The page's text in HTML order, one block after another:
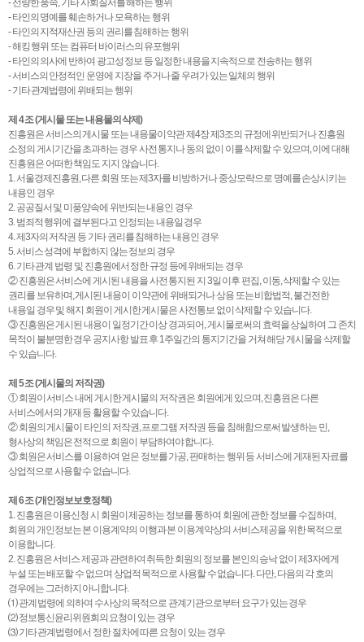
- 선량한 풍속, 기타 사회질서를 해하는 행위
- 타인의 명예를 훼손하거나 모욕하는 행위
- 타인의 지적재산권 등의 권리를 침해하는 행위
- 해킹 행위 또는 컴퓨터 바이러스의 유포행위
- 타인의 의사에 반하여 광고성 정보 등 일정한 내용을 지속적으로 전송하는 행위
- 서비스의 안정적인 운영에 지장을 주거나 줄 우려가 있는 일체의 행위
- 기타 관계법령에 위배되는 행위
제 4 조 (게시물 또는 내용물의 삭제)
진흥원은 서비스의 게시물 또는 내용물이 약관 제4장 제3조의 규정에 위반되거나 진흥원
소정의 게시기간을 초과하는 경우 사전 통지나 동의 없이 이를 삭제할 수 있으며, 이에 대해
진흥원은 어떠한 책임도 지지 않습니다.
1. 서울경제진흥원, 다른 회원 또는 제3자를 비방하거나 중상모략으로 명예를 손상시키는
내용인 경우
2. 공공질서 및 미풍양속에 위반되는 내용인 경우
3. 범죄적 행위에 결부된다고 인정되는 내용일 경우
4. 제3자의 저작권 등 기타 권리를 침해하는 내용인 경우
5. 서비스 성격에 부합하지 않는 정보의 경우
6. 기타 관계 법령 및 진흥원에서 정한 규정 등에 위배되는 경우
② 진흥원은 서비스에 게시된 내용을 사전 통지된 지 3일 이후 편집, 이동, 삭제할 수 있는
권리를 보유하며, 게시된 내용이 이 약관에 위배되거나 상용 또는 비합법적, 불건전한
내용일 경우 및 해지 회원이 게시한 게시물은 사전통보 없이 삭제할 수 있습니다.
③ 진흥원은 게시된 내용이 일정기간 이상 경과되어, 게시물로써의 효력을 상실하여 그 존치
목적이 불분명한 경우 공지사항 발표 후 1주일간의 통지기간을 거쳐 해당 게시물을 삭제할
수 있습니다.
제 5 조 (게시물의 저작권)
① 회원이 서비스 내에 게시한 게시물의 저작권은 회원에게 있으며, 진흥원은 다른
서비스에서의 개재 등 활용할 수 있습니다.
② 회원의 게시물이 타인의 저작권, 프로그램 저작권 등을 침해함으로써 발생하는 민,
형사상의 책임은 전적으로 회원이 부담하여야 합니다.
③ 회원은 서비스를 이용하여 얻은 정보를 가공, 판매하는 행위 등 서비스에 게재된 자료를
상업적으로 사용할 수 없습니다.
제 6 조 (개인정보보호정책)
1. 진흥원은 이용신청 시 회원이 제공하는 정보를 통하여 회원에 관한 정보를 수집하며,
회원의 개인정보는 본 이용계약의 이행과 본 이용계약상의 서비스제공을 위한 목적으로
이용합니다.
2. 진흥원은 서비스 제공과 관련하여 취득한 회원의 정보를 본인의 승낙 없이 제3자에게
누설 또는 배포할 수 없으며 상업적 목적으로 사용할 수 없습니다. 다만, 다음의 각 호의
경우에는 그러하지 아니합니다.
⑴ 관계 법령에 의하여 수사상의 목적으로 관계기관으로부터 요구가 있는 경우
⑵ 정보통신윤리위원회의 요청이 있는 경우
⑶ 기타 관계법령에서 정한 절차에 따른 요청이 있는 경우